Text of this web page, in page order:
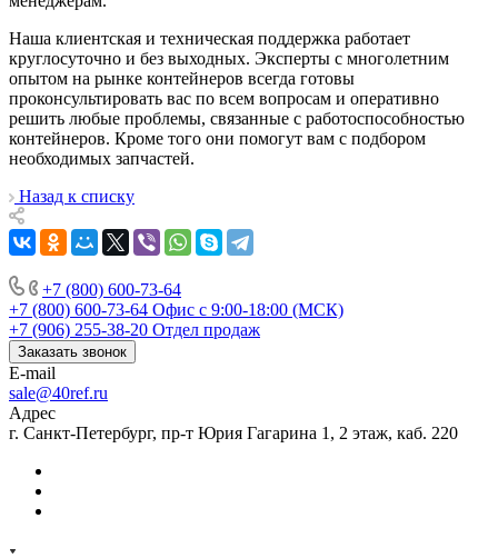
Наша клиентская и техническая поддержка работает
круглосуточно и без выходных. Эксперты с многолетним
опытом на рынке контейнеров всегда готовы
проконсультировать вас по всем вопросам и оперативно
решить любые проблемы, связанные с работоспособностью
контейнеров. Кроме того они помогут вам с подбором
необходимых запчастей.
Назад к списку
+7 (800) 600-73-64
+7 (800) 600-73-64 Офис с 9:00-18:00 (МСК)
+7 (906) 255-38-20 Отдел продаж
Заказать звонок
E-mail
sale@40ref.ru
Адрес
г. Санкт-Петербург, пр-т Юрия Гагарина 1, 2 этаж, каб. 220